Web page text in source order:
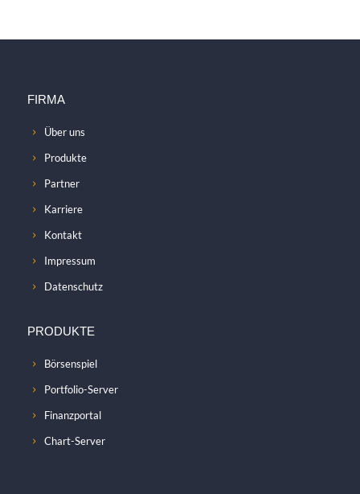
FIRMA
Über uns
Produkte
Partner
Karriere
Kontakt
Impressum
Datenschutz
PRODUKTE
Börsenspiel
Portfolio-Server
Finanzportal
Chart-Server